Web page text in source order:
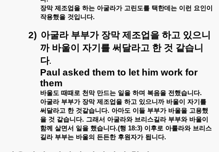
장막 제조업을 하는 아굴라가 고린도를 택한데는 이런 요인이
작용했을 것입니다.
2) 아굴라 부부가 장막 제조업을 하고 있으니
까 바울이 자기를 써달라고 한 것 같습니
다.
Paul asked them to let him work for
them
바울도 때때로 천막 만드는 일을 하며 복음을 전했습니다.
아굴라 부부가 장막 제조업을 하고 있으니까 바울이 자기를
써달라고 한 것같습니다. 아마도 이들 부부가 바울을 고용했
을 것 같습니다. 그래서 아굴라와 브리스길라 부부와 바울이
함께 살면서 일을 했습니다.(행 18:3) 이후로 아룰라와 브리스
길라 부부는 바울의 든든한 후원자가 됩니다.